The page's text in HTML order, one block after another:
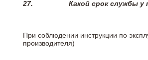
27. Какой срок службы у
При соблюдении инструкции по
производителя)